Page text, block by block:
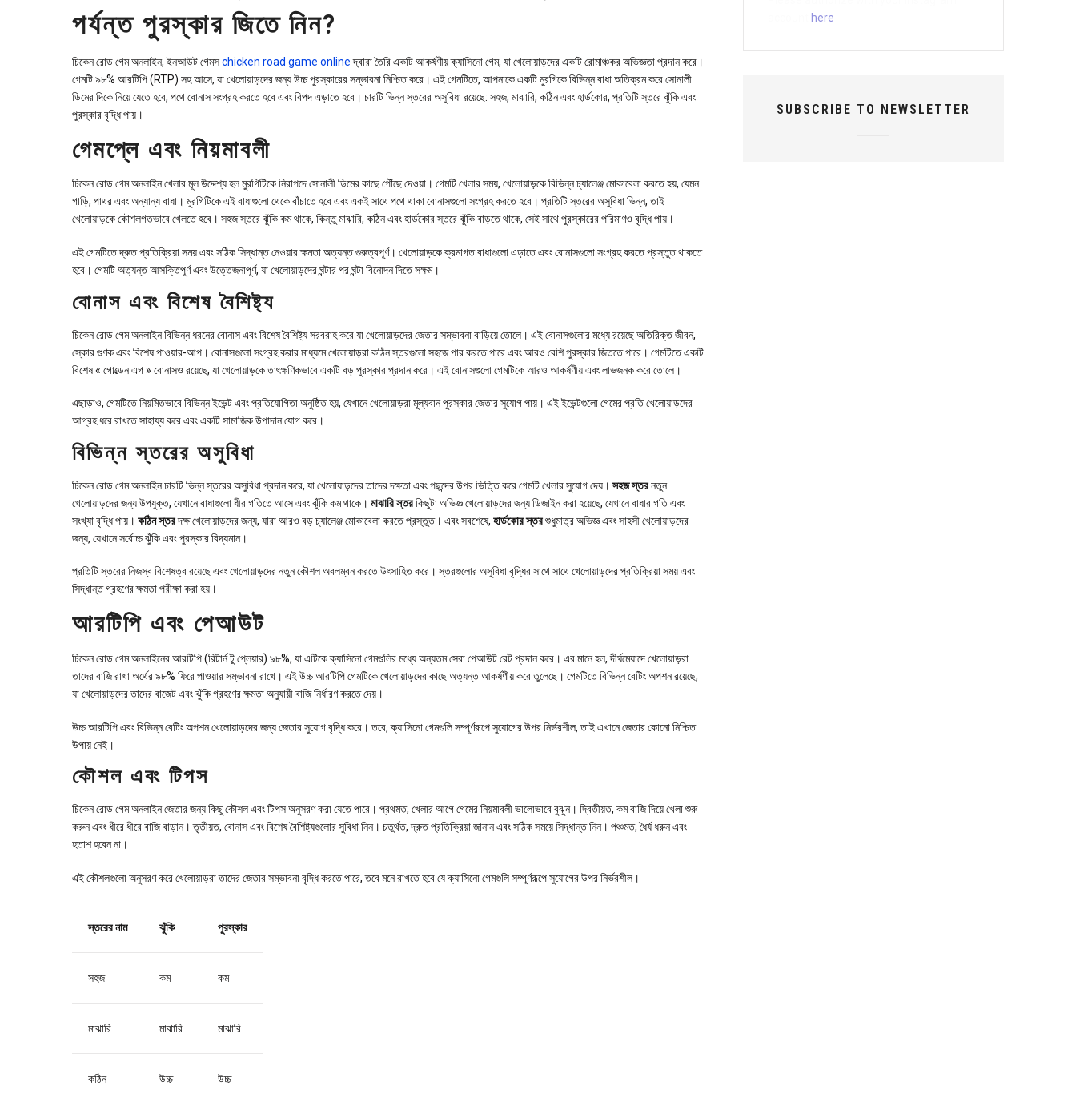
পর্যন্ত পুরস্কার জিতে নিন?
চিকেন রোড গেম অনলাইন, ইনআউট গেমসchicken road game onlineদ্বারা তৈরি একটি আকর্ষণীয় ক্যাসিনো গেম, যা খেলোয়াড়দের একটি রোমাঞ্চকর অভিজ্ঞতা প্রদান করে।
গেমটি ৯৮% আরটিপি (RTP) সহ আসে, যা খেলোয়াড়দের জন্য উচ্চ পুরস্কারের সম্ভাবনা নিশ্চিত করে। এই গেমটিতে, আপনাকে একটি মুরগিকে বিভিন্ন বাধা অতিক্রম করে সোনালী
ডিমের দিকে নিয়ে যেতে হবে, পথে বোনাস সংগ্রহ করতে হবে এবং বিপদ এড়াতে হবে। চারটি ভিন্ন স্তরের অসুবিধা রয়েছে: সহজ, মাঝারি, কঠিন এবং হার্ডকোর, প্রতিটি স্তরে ঝুঁকি এবং
পুরস্কার বৃদ্ধি পায়।
গেমপ্লে এবং নিয়মাবলী
চিকেন রোড গেম অনলাইন খেলার মূল উদ্দেশ্য হল মুরগিটিকে নিরাপদে সোনালী ডিমের কাছে পৌঁছে দেওয়া। গেমটি খেলার সময়, খেলোয়াড়কে বিভিন্ন চ্যালেঞ্জ মোকাবেলা করতে হয়, যেমন
গাড়ি, পাথর এবং অন্যান্য বাধা। মুরগিটিকে এই বাধাগুলো থেকে বাঁচাতে হবে এবং একই সাথে পথে থাকা বোনাসগুলো সংগ্রহ করতে হবে। প্রতিটি স্তরের অসুবিধা ভিন্ন, তাই
খেলোয়াড়কে কৌশলগতভাবে খেলতে হবে। সহজ স্তরে ঝুঁকি কম থাকে, কিন্তু মাঝারি, কঠিন এবং হার্ডকোর স্তরে ঝুঁকি বাড়তে থাকে, সেই সাথে পুরস্কারের পরিমাণও বৃদ্ধি পায়।
এই গেমটিতে দ্রুত প্রতিক্রিয়া সময় এবং সঠিক সিদ্ধান্ত নেওয়ার ক্ষমতা অত্যন্ত গুরুত্বপূর্ণ। খেলোয়াড়কে ক্রমাগত বাধাগুলো এড়াতে এবং বোনাসগুলো সংগ্রহ করতে প্রস্তুত থাকতে
হবে। গেমটি অত্যন্ত আসক্তিপূর্ণ এবং উত্তেজনাপূর্ণ, যা খেলোয়াড়দের ঘন্টার পর ঘন্টা বিনোদন দিতে সক্ষম।
বোনাস এবং বিশেষ বৈশিষ্ট্য
চিকেন রোড গেম অনলাইন বিভিন্ন ধরনের বোনাস এবং বিশেষ বৈশিষ্ট্য সরবরাহ করে যা খেলোয়াড়দের জেতার সম্ভাবনা বাড়িয়ে তোলে। এই বোনাসগুলোর মধ্যে রয়েছে অতিরিক্ত জীবন,
স্কোর গুণক এবং বিশেষ পাওয়ার-আপ। বোনাসগুলো সংগ্রহ করার মাধ্যমে খেলোয়াড়রা কঠিন স্তরগুলো সহজে পার করতে পারে এবং আরও বেশি পুরস্কার জিততে পারে। গেমটিতে একটি
বিশেষ « গোল্ডেন এগ » বোনাসও রয়েছে, যা খেলোয়াড়কে তাৎক্ষণিকভাবে একটি বড় পুরস্কার প্রদান করে। এই বোনাসগুলো গেমটিকে আরও আকর্ষণীয় এবং লাভজনক করে তোলে।
এছাড়াও, গেমটিতে নিয়মিতভাবে বিভিন্ন ইভেন্ট এবং প্রতিযোগিতা অনুষ্ঠিত হয়, যেখানে খেলোয়াড়রা মূল্যবান পুরস্কার জেতার সুযোগ পায়। এই ইভেন্টগুলো গেমের প্রতি খেলোয়াড়দের
আগ্রহ ধরে রাখতে সাহায্য করে এবং একটি সামাজিক উপাদান যোগ করে।
বিভিন্ন স্তরের অসুবিধা
চিকেন রোড গেম অনলাইন চারটি ভিন্ন স্তরের অসুবিধা প্রদান করে, যা খেলোয়াড়দের তাদের দক্ষতা এবং পছন্দের উপর ভিত্তি করে গেমটি খেলার সুযোগ দেয়। সহজ স্তরনতুন
খেলোয়াড়দের জন্য উপযুক্ত, যেখানে বাধাগুলো ধীর গতিতে আসে এবং ঝুঁকি কম থাকে। মাঝারি স্তরকিছুটা অভিজ্ঞ খেলোয়াড়দের জন্য ডিজাইন করা হয়েছে, যেখানে বাধার গতি এবং
সংখ্যা বৃদ্ধি পায়। কঠিন স্তরদক্ষ খেলোয়াড়দের জন্য, যারা আরও বড় চ্যালেঞ্জ মোকাবেলা করতে প্রস্তুত। এবং সবশেষে, হার্ডকোর স্তরশুধুমাত্র অভিজ্ঞ এবং সাহসী খেলোয়াড়দের
জন্য, যেখানে সর্বোচ্চ ঝুঁকি এবং পুরস্কার বিদ্যমান।
প্রতিটি স্তরের নিজস্ব বিশেষত্ব রয়েছে এবং খেলোয়াড়দের নতুন কৌশল অবলম্বন করতে উৎসাহিত করে। স্তরগুলোর অসুবিধা বৃদ্ধির সাথে সাথে খেলোয়াড়দের প্রতিক্রিয়া সময় এবং
সিদ্ধান্ত গ্রহণের ক্ষমতা পরীক্ষা করা হয়।
আরটিপি এবং পেআউট
চিকেন রোড গেম অনলাইনের আরটিপি (রিটার্ন টু প্লেয়ার) ৯৮%, যা এটিকে ক্যাসিনো গেমগুলির মধ্যে অন্যতম সেরা পেআউট রেট প্রদান করে। এর মানে হল, দীর্ঘমেয়াদে খেলোয়াড়রা
তাদের বাজি রাখা অর্থের ৯৮% ফিরে পাওয়ার সম্ভাবনা রাখে। এই উচ্চ আরটিপি গেমটিকে খেলোয়াড়দের কাছে অত্যন্ত আকর্ষণীয় করে তুলেছে। গেমটিতে বিভিন্ন বেটিং অপশন রয়েছে,
যা খেলোয়াড়দের তাদের বাজেট এবং ঝুঁকি গ্রহণের ক্ষমতা অনুযায়ী বাজি নির্ধারণ করতে দেয়।
উচ্চ আরটিপি এবং বিভিন্ন বেটিং অপশন খেলোয়াড়দের জন্য জেতার সুযোগ বৃদ্ধি করে। তবে, ক্যাসিনো গেমগুলি সম্পূর্ণরূপে সুযোগের উপর নির্ভরশীল, তাই এখানে জেতার কোনো নিশ্চিত
উপায় নেই।
কৌশল এবং টিপস
চিকেন রোড গেম অনলাইন জেতার জন্য কিছু কৌশল এবং টিপস অনুসরণ করা যেতে পারে। প্রথমত, খেলার আগে গেমের নিয়মাবলী ভালোভাবে বুঝুন। দ্বিতীয়ত, কম বাজি দিয়ে খেলা শুরু
করুন এবং ধীরে ধীরে বাজি বাড়ান। তৃতীয়ত, বোনাস এবং বিশেষ বৈশিষ্ট্যগুলোর সুবিধা নিন। চতুর্থত, দ্রুত প্রতিক্রিয়া জানান এবং সঠিক সময়ে সিদ্ধান্ত নিন। পঞ্চমত, ধৈর্য ধরুন এবং
হতাশ হবেন না।
এই কৌশলগুলো অনুসরণ করে খেলোয়াড়রা তাদের জেতার সম্ভাবনা বৃদ্ধি করতে পারে, তবে মনে রাখতে হবে যে ক্যাসিনো গেমগুলি সম্পূর্ণরূপে সুযোগের উপর নির্ভরশীল।
স্তরের নাম ঝুঁকি পুরস্কার
সহজ কম কম
মাঝারি মাঝারি মাঝারি
কঠিন উচ্চ উচ্চ
here
SUBSCRIBE TO NEWSLETTER